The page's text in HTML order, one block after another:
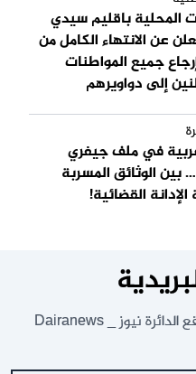
المحلية باقليم سيدي
عن الانتهاء الكامل من
جميع المواطنات
إلى دواويرهم
في ملف جيفري
بين الوثائق المسربة
القضائية!
اشترك الآن في القائمة البريدية لموقع الدائرة نيوز _ Dairanews